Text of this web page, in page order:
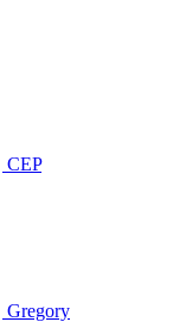
CEP
Gregory